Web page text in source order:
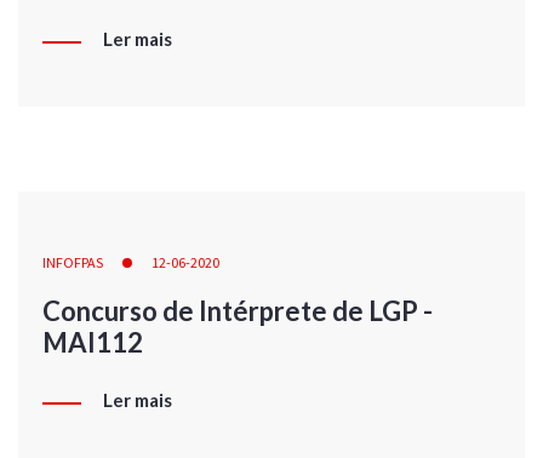
Ler mais
INFOFPAS 12-06-2020
Concurso de Intérprete de LGP -
MAI112
Ler mais